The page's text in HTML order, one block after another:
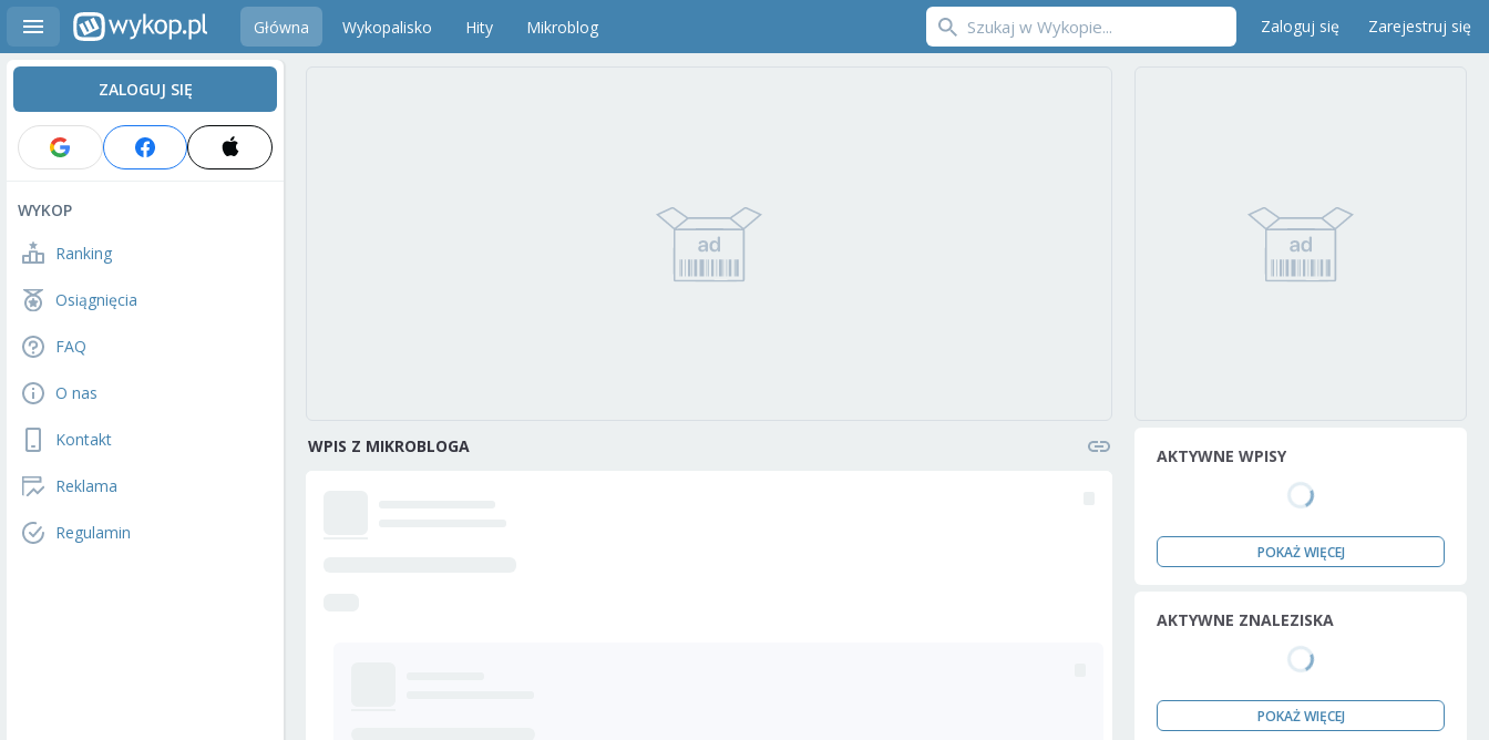
Główna Wykopalisko Hity Mikroblog Zaloguj się Zarejestruj się
ZALOGUJ SIĘ
WYKOP
Ranking
Osiągnięcia
FAQ
O nas
Kontakt
Reklama
Regulamin
WPIS Z MIKROBLOGA AKTYWNE WPISY
POKAŻ WIĘCEJ
AKTYWNE ZNALEZISKA
POKAŻ WIĘCEJ